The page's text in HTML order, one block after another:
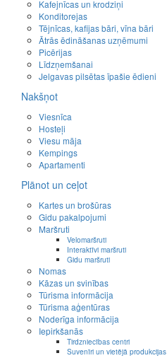
Kafejnīcas un krodziņi
Konditorejas
Tējnīcas, kafijas bāri, vīna bāri
Ātrās ēdināšanas uzņēmumi
Picērijas
Līdzņemšanai
Jelgavas pilsētas īpašie ēdieni
Nakšņot
Viesnīca
Hosteļi
Viesu māja
Kempings
Apartamenti
Plānot un ceļot
Kartes un brošūras
Gidu pakalpojumi
Maršruti
Velomaršruti
Interaktīvi maršruti
Gidu maršruti
Nomas
Kāzas un svinības
Tūrisma informācija
Tūrisma aģentūras
Noderīga informācija
Iepirkšanās
Tirdzniecības centri
Suvenīri un vietējā produkcijas